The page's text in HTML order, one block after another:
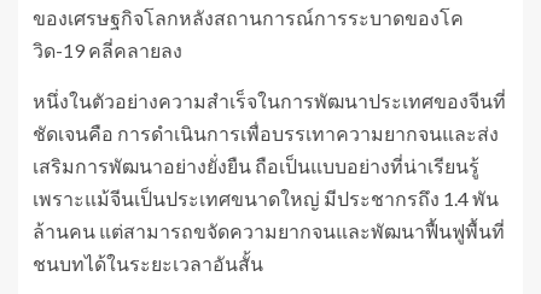
ของเศรษฐกิจโลกหลังสถานการณ์การระบาดของโค
วิด-19 คลี่คลายลง
หนึ่งในตัวอย่างความสำเร็จในการพัฒนาประเทศของจีนที่
ชัดเจนคือ การดำเนินการเพื่อบรรเทาความยากจนและส่ง
เสริมการพัฒนาอย่างยั่งยืน ถือเป็นแบบอย่างที่น่าเรียนรู้
เพราะแม้จีนเป็นประเทศขนาดใหญ่ มีประชากรถึง 1.4 พัน
ล้านคน แต่สามารถขจัดความยากจนและพัฒนาฟื้นฟูพื้นที่
ชนบทได้ในระยะเวลาอันสั้น